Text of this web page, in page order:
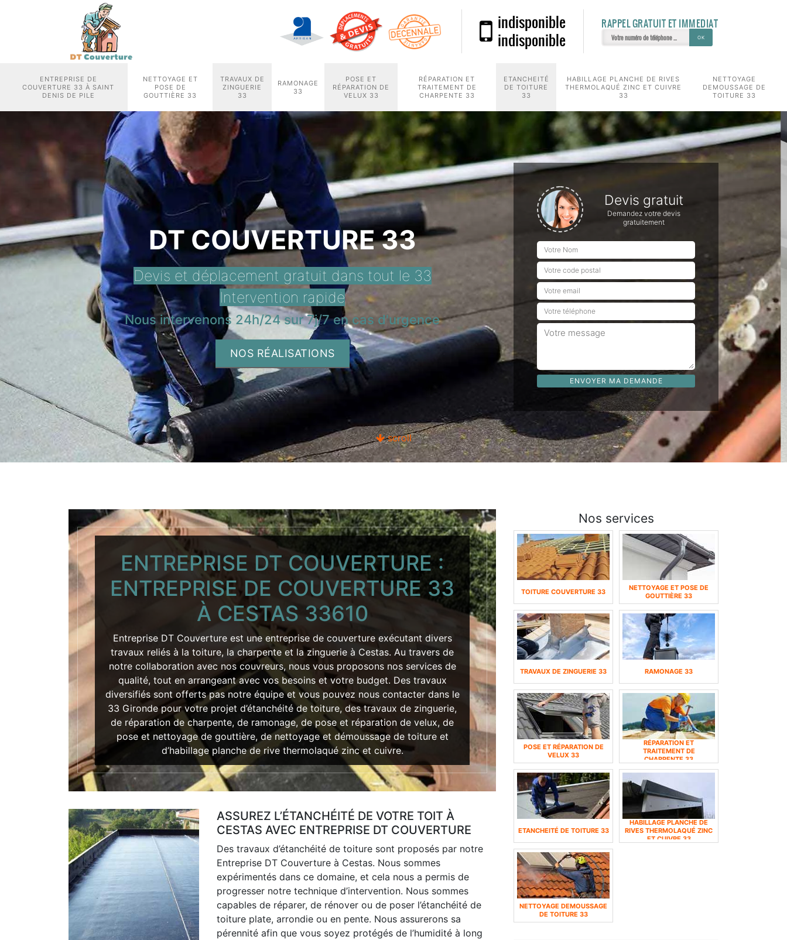
indisponible
indisponible
RAPPEL GRATUIT ET IMMEDIAT
ENTREPRISE DE
COUVERTURE 33 À SAINT
DENIS DE PILE
NETTOYAGE ET
POSE DE
GOUTTIÈRE 33
TRAVAUX DE
ZINGUERIE
33
RAMONAGE
33
POSE ET
RÉPARATION DE
VELUX 33
RÉPARATION ET
TRAITEMENT DE
CHARPENTE 33
ETANCHEITÉ
DE TOITURE
33
HABILLAGE PLANCHE DE RIVES
THERMOLAQUÉ ZINC ET CUIVRE
33
NETTOYAGE
DEMOUSSAGE DE
TOITURE 33
scroll
DT COUVERTURE 33
Devis et déplacement gratuit dans tout le 33
Intervention rapide
Nous intervenons 24h/24 sur 7j/7 en cas d'urgence
NOS RÉALISATIONS
Devis gratuit
Demandez votre devis
gratuitement
ENTREPRISE DT COUVERTURE :
ENTREPRISE DE COUVERTURE 33
À CESTAS 33610
Entreprise DT Couverture est une entreprise de couverture exécutant divers
travaux reliés à la toiture, la charpente et la zinguerie à Cestas. Au travers de
notre collaboration avec nos couvreurs, nous vous proposons nos services de
qualité, tout en arrangeant avec vos besoins et votre budget. Des travaux
diversifiés sont offerts pas notre équipe et vous pouvez nous contacter dans le
33 Gironde pour votre projet d’étanchéité de toiture, des travaux de zinguerie,
de réparation de charpente, de ramonage, de pose et réparation de velux, de
pose et nettoyage de gouttière, de nettoyage et démoussage de toiture et
d’habillage planche de rive thermolaqué zinc et cuivre.
ASSUREZ L’ÉTANCHÉITÉ DE VOTRE TOIT À
CESTAS AVEC ENTREPRISE DT COUVERTURE
Des travaux d’étanchéité de toiture sont proposés par notre
Entreprise DT Couverture à Cestas. Nous sommes
expérimentés dans ce domaine, et cela nous a permis de
progresser notre technique d’intervention. Nous sommes
capables de réparer, de rénover ou de poser l’étanchéité de
toiture plate, arrondie ou en pente. Nous assurerons sa
pérennité afin que vous soyez protégés de l’humidité à long
Nos services
TOITURE COUVERTURE 33
NETTOYAGE ET POSE DE
GOUTTIÈRE 33
TRAVAUX DE ZINGUERIE 33 RAMONAGE 33
POSE ET RÉPARATION DE
VELUX 33
RÉPARATION ET
TRAITEMENT DE
CHARPENTE 33
ETANCHEITÉ DE TOITURE 33
HABILLAGE PLANCHE DE
RIVES THERMOLAQUÉ ZINC
ET CUIVRE 33
NETTOYAGE DEMOUSSAGE
DE TOITURE 33